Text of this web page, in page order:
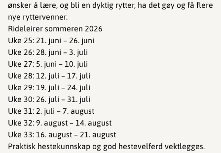
ønsker å lære, og bli en dyktig rytter, ha det gøy og få flere
nye ryttervenner.
Rideleirer sommeren 2026
Uke 25: 21. juni – 26. juni
Uke 26: 28. juni – 3. juli
Uke 27: 5. juni – 10. juli
Uke 28: 12. juli – 17. juli
Uke 29: 19. juli – 24. juli
Uke 30: 26. juli – 31. juli
Uke 31: 2. juli – 7. august
Uke 32: 9. august – 14. august
Uke 33: 16. august – 21. august
Praktisk hestekunnskap og god hestevelferd vektlegges.